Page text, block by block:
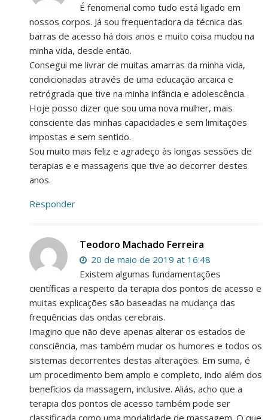
É fenomenal como tudo está ligado em
nossos corpos. Já sou frequentadora da técnica das
barras de acesso há dois anos e muito coisa mudou na
minha vida, desde então.
Consegui me livrar de muitas amarras da minha vida,
condicionadas através de uma educação arcaica e
retrógrada que tive na minha infância e adolescência.
Hoje posso dizer que sou uma nova mulher, mais
consciente das minhas capacidades e sem limitações
impostas e sem sentido.
Sou muito mais feliz e agradeço às longas sessões de
terapias e e massagens que tive ao decorrer destes
anos.
Responder
Teodoro Machado Ferreira
20 de maio de 2019 at 16:48
Existem algumas fundamentações
científicas a respeito da terapia dos pontos de acesso e
muitas explicações são baseadas na mudança das
frequências das ondas cerebrais.
Imagino que não deve apenas alterar os estados de
consciência, mas também mudar os humores e todos os
sistemas decorrentes destas alterações. Em suma, é
um procedimento bem amplo e completo, indo além dos
benefícios da massagem, inclusive. Aliás, acho que a
terapia dos pontos de acesso também pode ser
classificada como uma modalidade de massagem. O que